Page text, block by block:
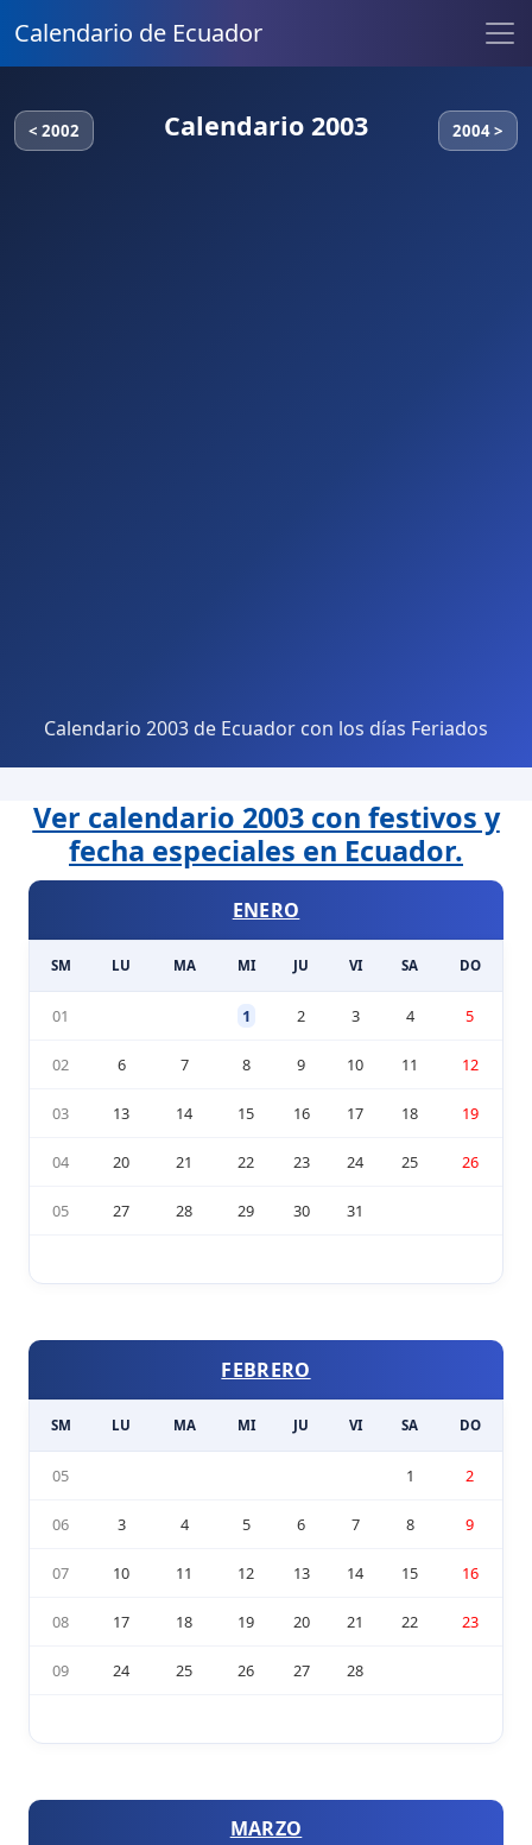
Calendario de Ecuador
< 2002 Calendario 2003 2004 >
Calendario 2003 de Ecuador con los días Feriados
Ver calendario 2003 con festivos y
fecha especiales en Ecuador.
ENERO
SM LU MA MI JU VI SA DO
01 1 2 3 4 5
02 6 7 8 9 10 11 12
03 13 14 15 16 17 18 19
04 20 21 22 23 24 25 26
05 27 28 29 30 31
FEBRERO
SM LU MA MI JU VI SA DO
05 1 2
06 3 4 5 6 7 8 9
07 10 11 12 13 14 15 16
08 17 18 19 20 21 22 23
09 24 25 26 27 28
MARZO